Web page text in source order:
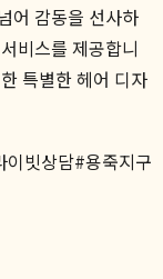
어 감동을 선사하
비스를 제공합니
특별한 헤어 디자
이빗상담#용죽지구